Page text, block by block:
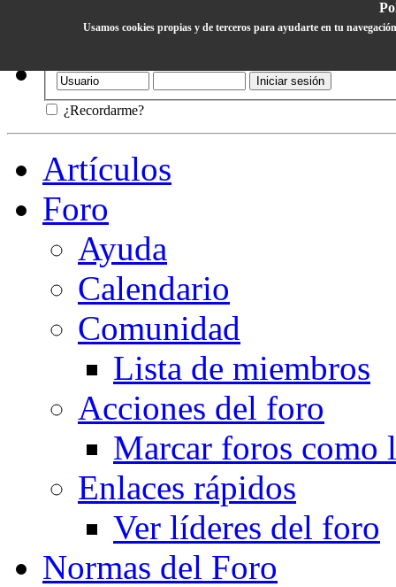
¿Recordarme?
Usamos cookies propias y de terceros para ayudarte en tu
Artículos
Foro
Ayuda
Calendario
Comunidad
Lista de miembros
Acciones del foro
Marcar foros como
Enlaces rápidos
Ver líderes del foro
Normas del Foro